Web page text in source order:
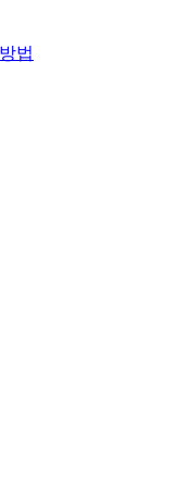
법